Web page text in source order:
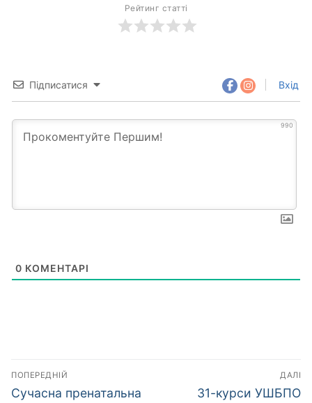
Рейтинг статті
Підписатися Вхід
990
0 КОМЕНТАРІ
Навігація
записів
ПОПЕРЕДНІЙ
Попередній
Сучасна пренатальна
ДАЛІ
Наступний
31-курси УШБПО